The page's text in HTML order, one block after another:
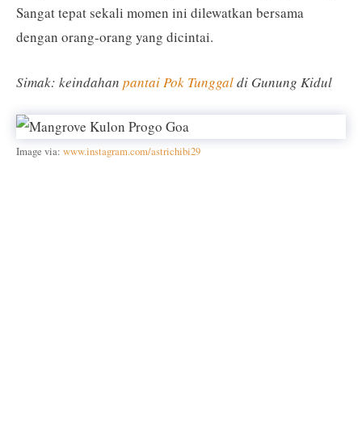
Sangat tepat sekali momen ini dilewatkan bersama
dengan orang-orang yang dicintai.
Simak: keindahan pantai Pok Tunggaldi Gunung Kidul
Image via: www.instagram.com/astrichibi29